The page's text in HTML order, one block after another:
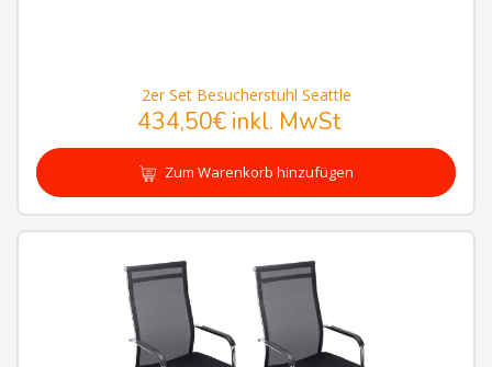
2er Set Besucherstuhl Seattle
434,50€inkl. MwSt
Zum Warenkorb hinzufügen